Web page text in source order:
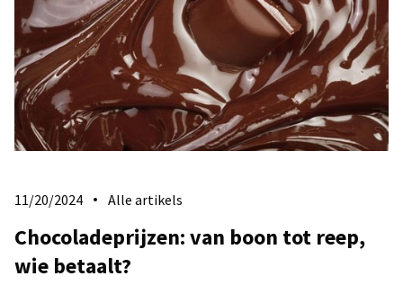
11/20/2024 Alle artikels
Chocoladeprijzen: van boon tot reep,
wie betaalt?